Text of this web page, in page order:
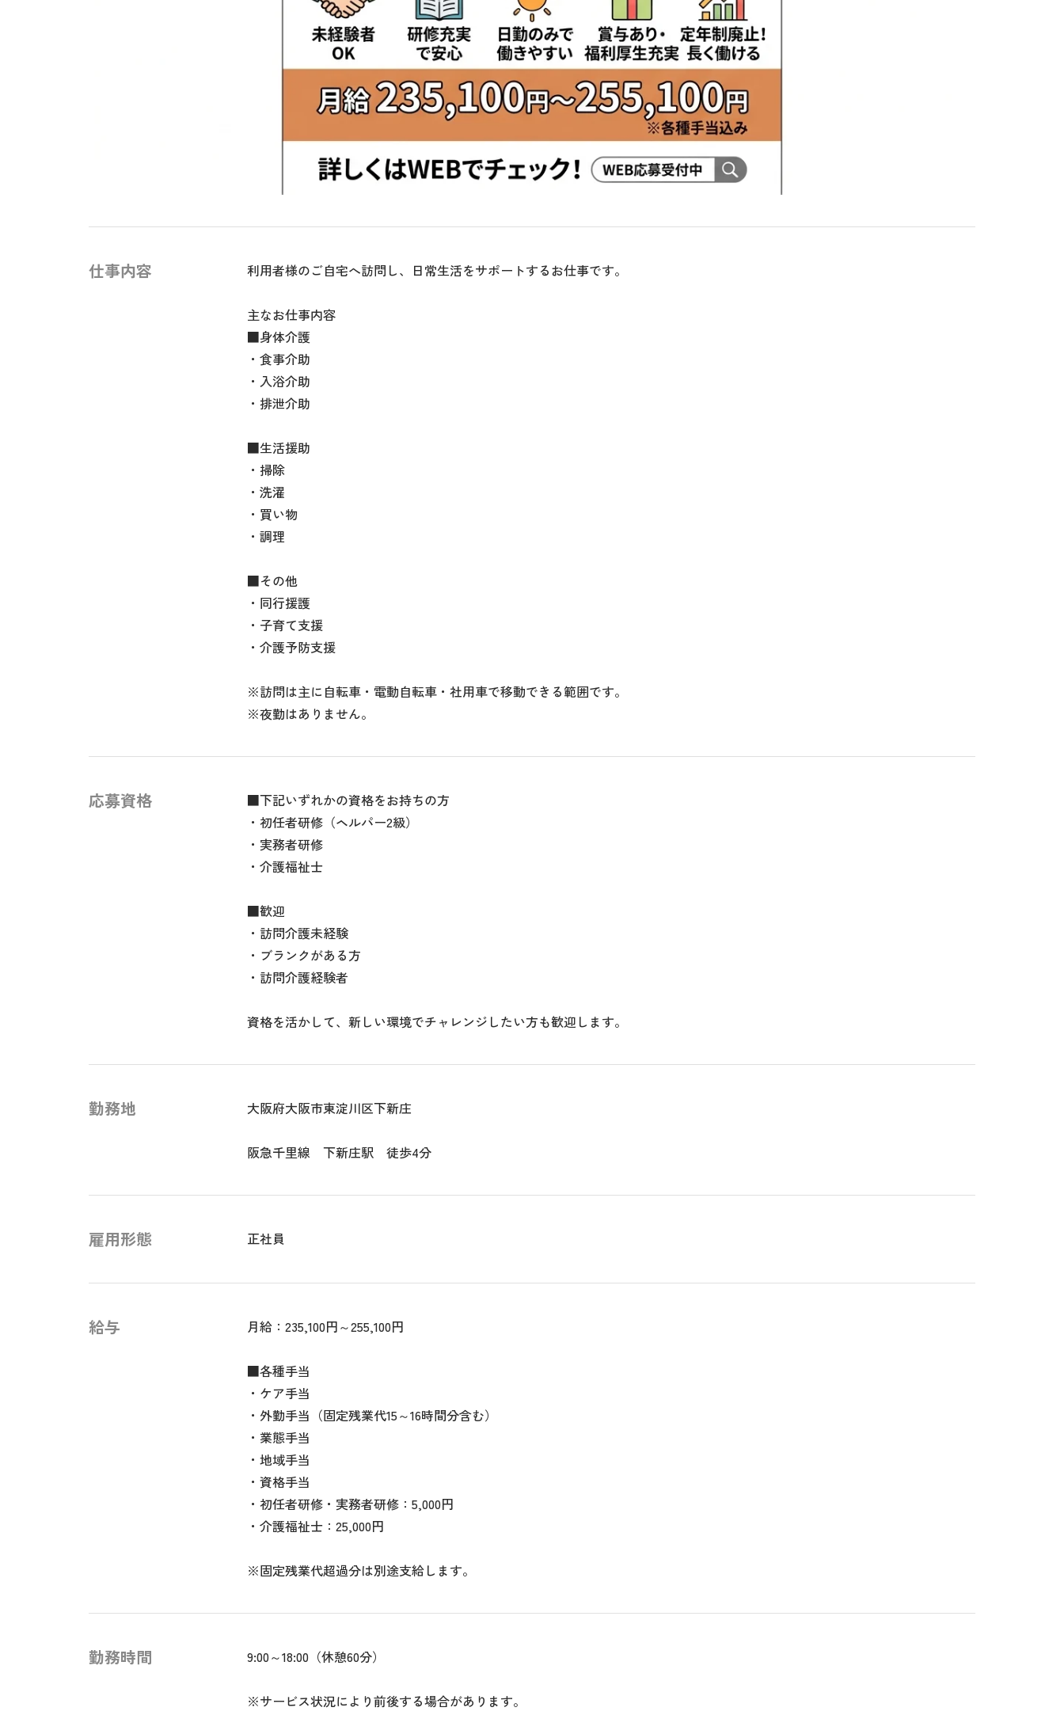
仕事内容 利用者様のご自宅へ訪問し、日常生活をサポートするお仕事です。
主なお仕事内容
■身体介護
・食事介助
・入浴介助
・排泄介助
■生活援助
・掃除
・洗濯
・買い物
・調理
■その他
・同行援護
・子育て支援
・介護予防支援
※訪問は主に自転車・電動自転車・社用車で移動できる範囲です。
※夜勤はありません。
応募資格
■下記いずれかの資格をお持ちの方
・初任者研修（ヘルパー2級）
・実務者研修
・介護福祉士
■歓迎
・訪問介護未経験
・ブランクがある方
・訪問介護経験者
資格を活かして、新しい環境でチャレンジしたい方も歓迎します。
勤務地 大阪府大阪市東淀川区下新庄
阪急千里線 下新庄駅 徒歩4分
雇用形態 正社員
給与 月給：235,100円～255,100円
■各種手当
・ケア手当
・外勤手当（固定残業代15～16時間分含む）
・業態手当
・地域手当
・資格手当
・初任者研修・実務者研修：5,000円
・介護福祉士：25,000円
※固定残業代超過分は別途支給します。
勤務時間 9:00～18:00（休憩60分）
※サービス状況により前後する場合があります。